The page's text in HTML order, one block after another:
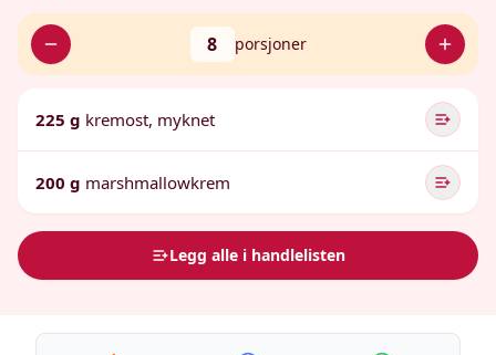
8 porsjoner
225 g kremost, myknet
200 g marshmallowkrem
Legg alle i handlelisten